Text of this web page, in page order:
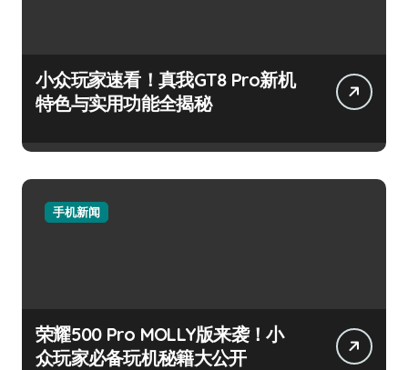
小众玩家速看！真我GT8 Pro新机
特色与实用功能全揭秘
手机新闻
荣耀500 Pro MOLLY版来袭！小
众玩家必备玩机秘籍大公开